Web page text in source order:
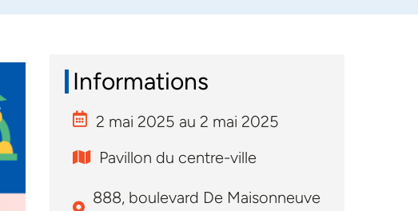
Informations
2 mai 2025 au 2 mai 2025
Pavillon du centre-ville
888, boulevard De Maisonneuve